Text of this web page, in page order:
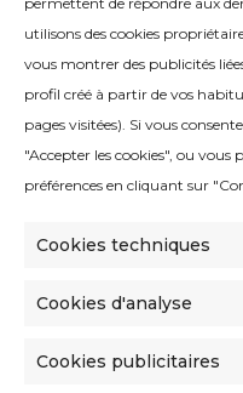
utilisons des cookies
vous montrer des publicités
profil créé à partir de vos
pages visitées). Si vous
"Accepter les cookies", ou
préférences en cliquant sur
Cookies techniques
Cookies d'analyse
Cookies publicitaires
Politique